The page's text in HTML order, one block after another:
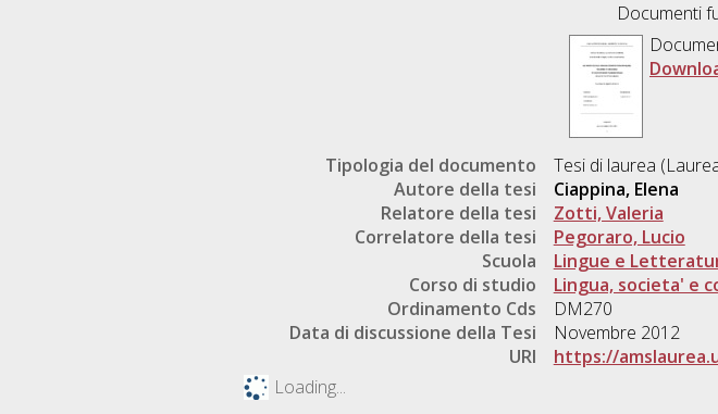
Documenti
Tipologia del documento
Tesi di laurea
Autore della tesi
Ciappina, Elena
Relatore della tesi
Zotti, Valeria
Correlatore della tesi
Pegoraro, Lucio
Scuola
Lingue e
Corso di studio
Lingua, societa' e
Ordinamento Cds
DM270
Data di discussione della Tesi
Novembre 2012
URI
https://
Loading...